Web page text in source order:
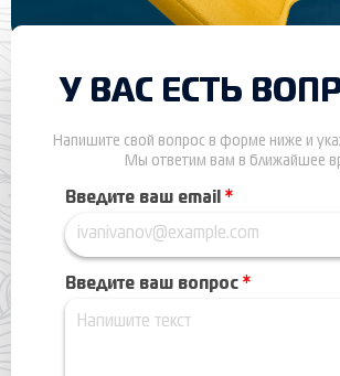
У ВАС ЕСТЬ
Напишите свой вопрос в форме ниже и
Мы ответим вам в ближайшее
Введите ваш email *
Введите ваш вопрос *